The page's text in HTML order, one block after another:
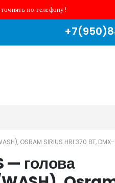
по телефону!
OSRAM SIRIUS HRI 370 ВТ,
— голова